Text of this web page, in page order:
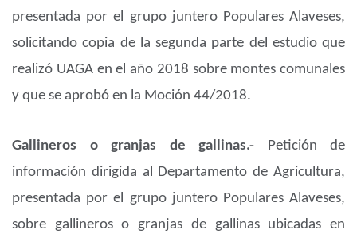
presentada por el grupo juntero Populares Alaveses,
solicitando copia de la segunda parte del estudio que
realizó UAGA en el año 2018 sobre montes comunales
y que se aprobó en la Moción 44/2018.
Gallineros o granjas de gallinas.- Petición de
información dirigida al Departamento de Agricultura,
presentada por el grupo juntero Populares Alaveses,
sobre gallineros o granjas de gallinas ubicadas en